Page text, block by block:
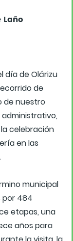
Laño
día de Olárizu
de
de nuestro
celebración
en las
municipal
por 484
etapas, una
años para